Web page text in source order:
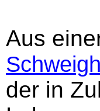
Aus
der in